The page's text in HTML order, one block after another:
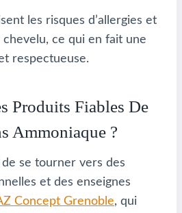
les risques d’allergies et
ce qui en fait une
respectueuse.
Produits Fiables De
Ammoniaque ?
de se tourner vers des
et des enseignes
Concept Grenoble, qui